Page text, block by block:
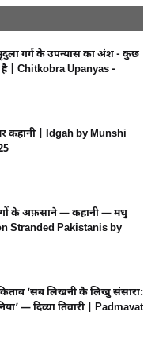
मृदुला गर्ग के उपन्यास का अंश - कुछ
| Chitkobra Upanyas -
कहानी | Idgah by Munshi
के अफ़साने — कहानी — मधु
Stranded Pakistanis by
‘सब लिखनी कै लिखु संसारा:
— दिव्या तिवारी | Padmavat